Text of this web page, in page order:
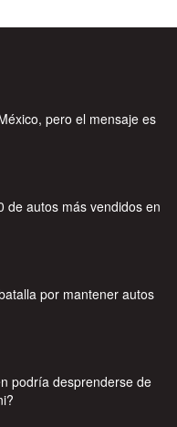
pero el mensaje es
de autos más vendidos en
por mantener autos
podría desprenderse de